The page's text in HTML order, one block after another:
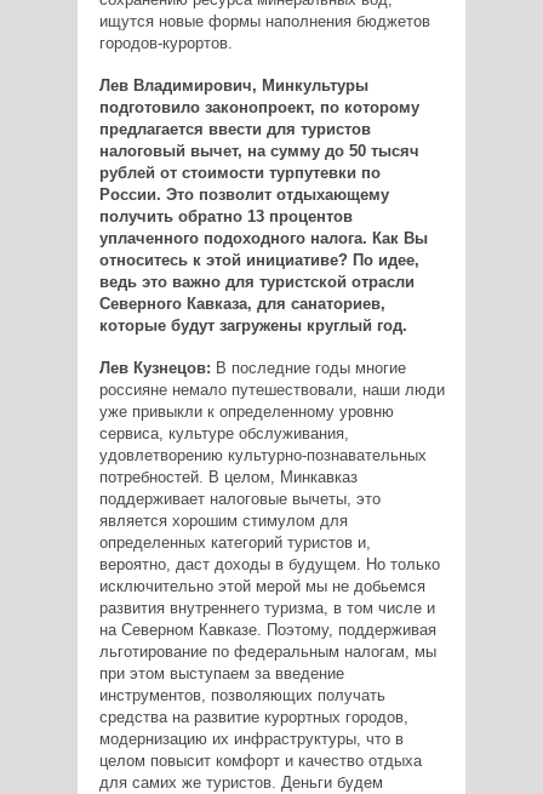
ищутся новые формы наполнения бюджетов
городов-курортов.
Лев Владимирович, Минкультуры
подготовило законопроект, по которому
предлагается ввести для туристов
налоговый вычет, на сумму до 50 тысяч
рублей от стоимости турпутевки по
России. Это позволит отдыхающему
получить обратно 13 процентов
уплаченного подоходного налога. Как Вы
относитесь к этой инициативе? По идее,
ведь это важно для туристской отрасли
Северного Кавказа, для санаториев,
которые будут загружены круглый год.
Лев Кузнецов: В последние годы многие
россияне немало путешествовали, наши люди
уже привыкли к определенному уровню
сервиса, культуре обслуживания,
удовлетворению культурно-познавательных
потребностей. В целом, Минкавказ
поддерживает налоговые вычеты, это
является хорошим стимулом для
определенных категорий туристов и,
вероятно, даст доходы в будущем. Но только
исключительно этой мерой мы не добьемся
развития внутреннего туризма, в том числе и
на Северном Кавказе. Поэтому, поддерживая
льготирование по федеральным налогам, мы
при этом выступаем за введение
инструментов, позволяющих получать
средства на развитие курортных городов,
модернизацию их инфраструктуры, что в
целом повысит комфорт и качество отдыха
для самих же туристов. Деньги будем